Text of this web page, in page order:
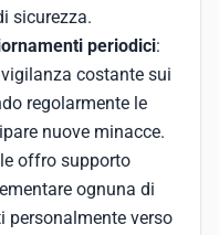
sicurezza.
periodici:
costante sui
regolarmente le
nuove minacce.
offro supporto
ognuna di
personalmente verso